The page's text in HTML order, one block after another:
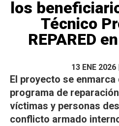
los
Técnico
REPARED
13 ENE 2026
El proyecto se
programa de reparación
víctimas y personas
conflicto armado